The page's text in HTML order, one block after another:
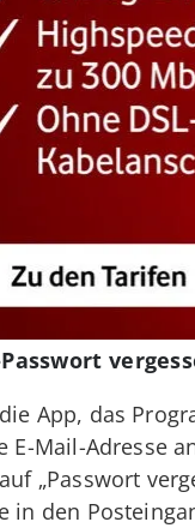
App, das
E-Mail-Adresse
„Passwort
in den